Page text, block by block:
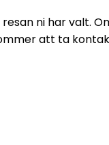
ni har valt.
att ta